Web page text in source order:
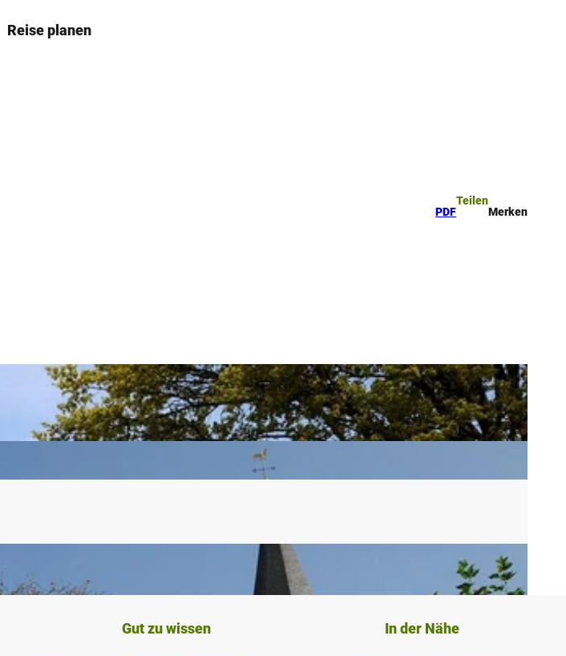
Reise planen
PDF
Teilen
Merken
Gut zu wissen In der Nähe